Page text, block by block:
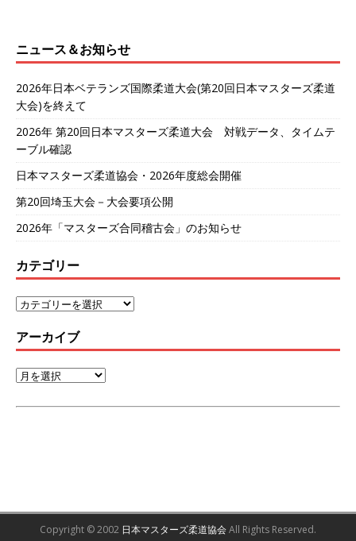
ニュース＆お知らせ
2026年日本ベテランズ国際柔道大会(第20回日本マスターズ柔道
大会)を終えて
2026年 第20回日本マスターズ柔道大会 対戦データ、タイムテ
ーブル確認
日本マスターズ柔道協会・2026年度総会開催
第20回埼玉大会－大会要項公開
2026年「マスターズ合同稽古会」のお知らせ
カテゴリー
アーカイブ
Copyright © 2002 日本マスターズ柔道協会All Rights Reserved.